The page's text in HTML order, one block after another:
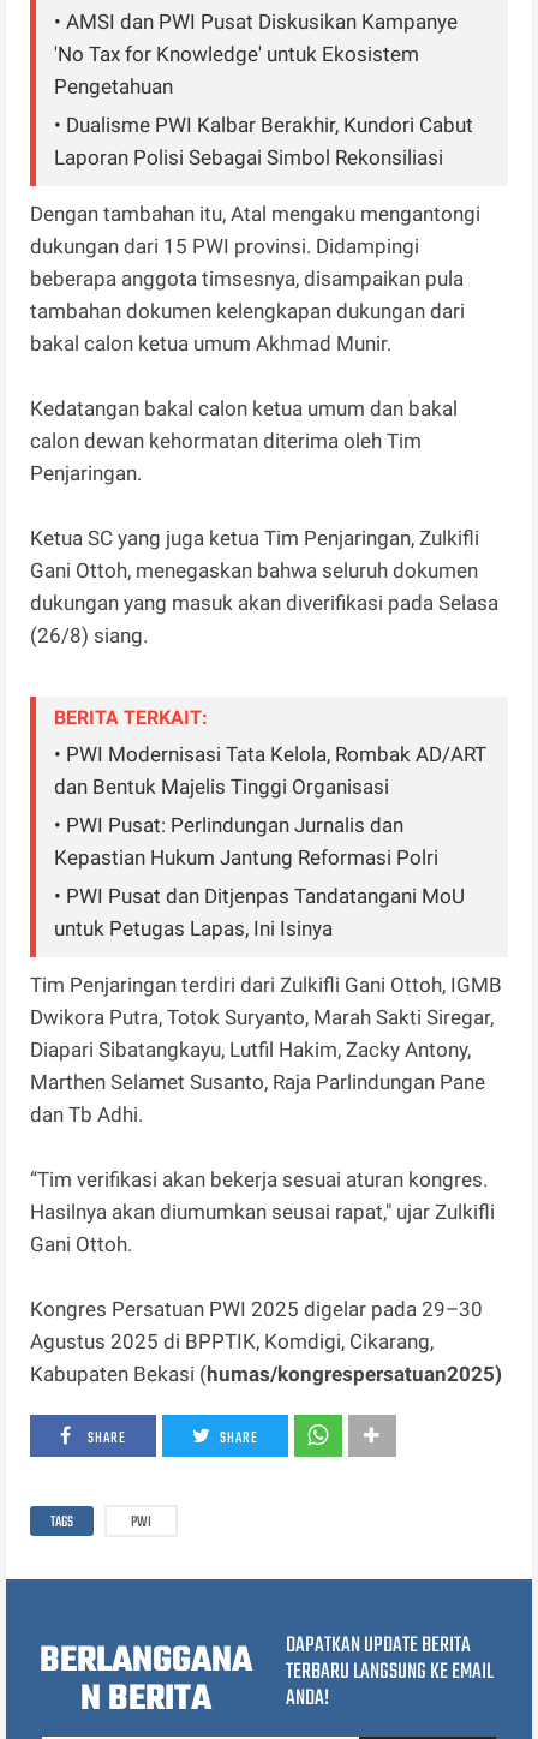
• AMSI dan PWI Pusat Diskusikan Kampanye
'No Tax for Knowledge' untuk Ekosistem
Pengetahuan
• Dualisme PWI Kalbar Berakhir, Kundori Cabut
Laporan Polisi Sebagai Simbol Rekonsiliasi
Dengan tambahan itu, Atal mengaku mengantongi
dukungan dari 15 PWI provinsi. Didampingi
beberapa anggota timsesnya, disampaikan pula
tambahan dokumen kelengkapan dukungan dari
bakal calon ketua umum Akhmad Munir.
Kedatangan bakal calon ketua umum dan bakal
calon dewan kehormatan diterima oleh Tim
Penjaringan.
Ketua SC yang juga ketua Tim Penjaringan, Zulkifli
Gani Ottoh, menegaskan bahwa seluruh dokumen
dukungan yang masuk akan diverifikasi pada Selasa
(26/8) siang.
BERITA TERKAIT:
• PWI Modernisasi Tata Kelola, Rombak AD/ART
dan Bentuk Majelis Tinggi Organisasi
• PWI Pusat: Perlindungan Jurnalis dan
Kepastian Hukum Jantung Reformasi Polri
• PWI Pusat dan Ditjenpas Tandatangani MoU
untuk Petugas Lapas, Ini Isinya
Tim Penjaringan terdiri dari Zulkifli Gani Ottoh, IGMB
Dwikora Putra, Totok Suryanto, Marah Sakti Siregar,
Diapari Sibatangkayu, Lutfil Hakim, Zacky Antony,
Marthen Selamet Susanto, Raja Parlindungan Pane
dan Tb Adhi.
“Tim verifikasi akan bekerja sesuai aturan kongres.
Hasilnya akan diumumkan seusai rapat," ujar Zulkifli
Gani Ottoh.
Kongres Persatuan PWI 2025 digelar pada 29–30
Agustus 2025 di BPPTIK, Komdigi, Cikarang,
Kabupaten Bekasi (humas/kongrespersatuan2025)
SHARE SHARE
TAGS PWI
BERLANGGANA
N BERITA
DAPATKAN UPDATE BERITA
TERBARU LANGSUNG KE EMAIL
ANDA!